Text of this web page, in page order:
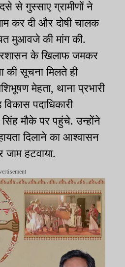
से गुस्साए ग्रामीणों ने
कर दी औरदोषी चालक
मुआवजे की मांग की.
के खिलाफ जमकर
की सूचना मिलते ही
मेहता, थाना प्रभारी
विकास पदाधिकारी
सिंह मौके परपहुंचे. उन्होंने
दिलाने का आश्वासन
हटवाया.